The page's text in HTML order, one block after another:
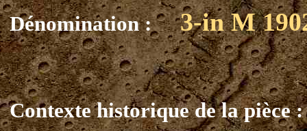
Dénomination : 3-in M
Contexte historique de la pièce :